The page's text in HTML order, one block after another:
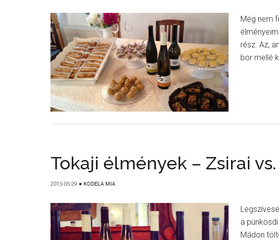
Még nem
rész. Az,
bor mellé
Tokaji élmények – Zsirai
2015-05-29 ● KODELA MIA
a
Mádon